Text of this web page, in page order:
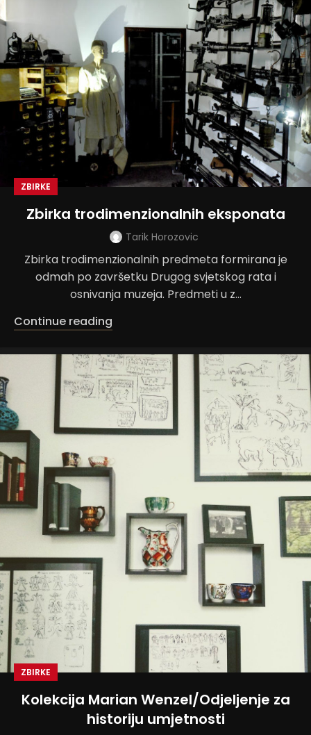
ZBIRKE
Zbirka trodimenzionalnih eksponata
Tarik Horozovic
Zbirka trodimenzionalnih predmeta formirana je
odmah po završetku Drugog svjetskog rata i
osnivanja muzeja. Predmeti u z...
Continue reading
ZBIRKE
Kolekcija Marian Wenzel/Odjeljenje za
historiju umjetnosti